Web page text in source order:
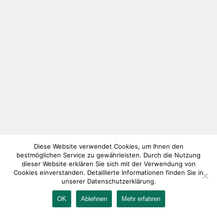
IMPRESSUM KONTAKT AGB DATENSCHUTZ
Diese Website verwendet Cookies, um Ihnen den
bestmöglichen Service zu gewährleisten. Durch die Nutzung
dieser Website erklären Sie sich mit der Verwendung von
Cookies einverstanden. Detaillierte Informationen finden Sie in
unserer Datenschutzerklärung.
OK Ablehnen Mehr erfahren